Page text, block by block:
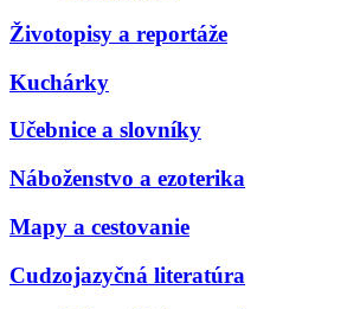
Životopisy a reportáže
Kuchárky
Učebnice a slovníky
Náboženstvo a ezoterika
Mapy a cestovanie
Cudzojazyčná literatúra